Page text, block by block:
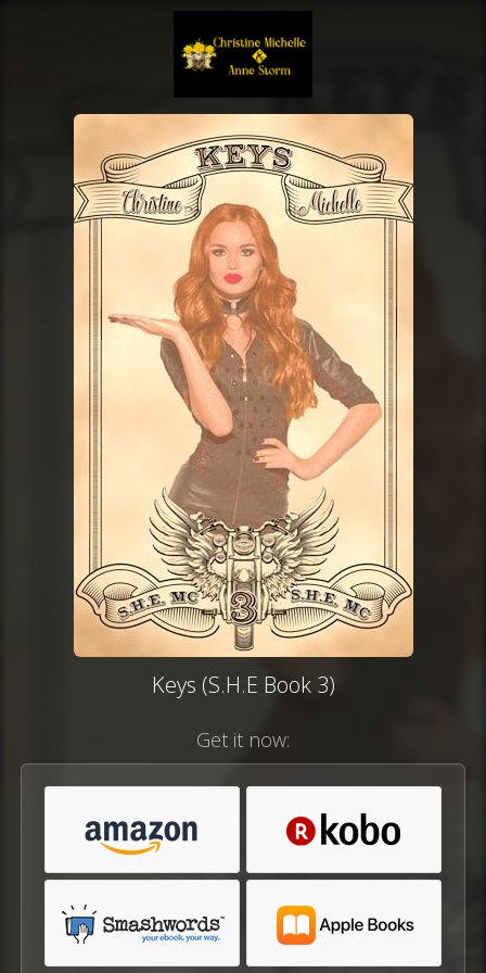
Keys (S.H.E Book 3)
Get it now: